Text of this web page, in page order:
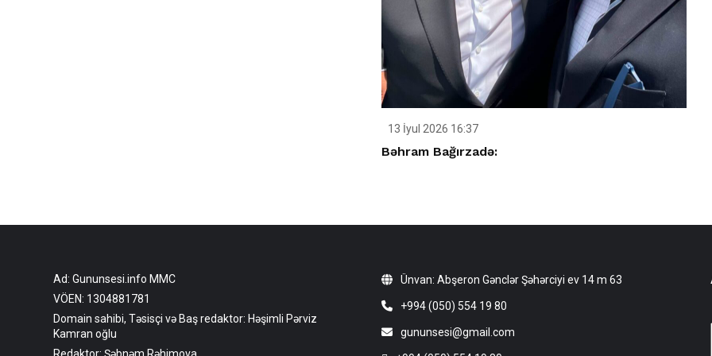
13 İyul 2026 16:37
Bəhram Bağırzadə:
Ad: Gununsesi.info MMC
VÖEN: 1304881781
Domain sahibi, Təsisçi və Baş redaktor: Həşimli Pərviz
Kamran oğlu
Ünvan: Abşeron Gənclər Şəhərciyi ev 14 m 63
+994 (050) 554 19 80
gununsesi@gmail.com